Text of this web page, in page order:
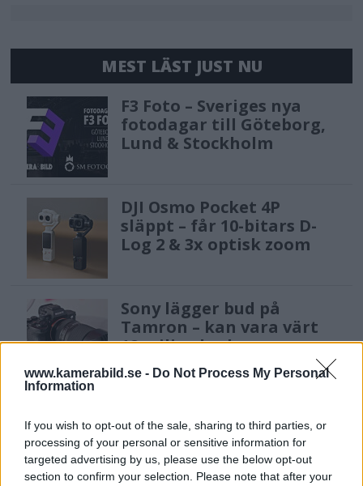
www.kamerabild.se - Do Not Process My Personal
Information
If you wish to opt-out of the sale, sharing to third parties, or
processing of your personal or sensitive information for
targeted advertising by us, please use the below opt-out
section to confirm your selection. Please note that after your
MEST LÄST JUST NU
F3 Foto – Sveriges nya
fotodagar till Göteborg,
Lund & Stockholm
DJI Osmo Pocket 4P
släppt – får 10-bitars D-
Log 2 & 3x optisk zoom
Sony lägger bud på
Tamron – kan vara värt
12 miljarder kronor
naket med integritet